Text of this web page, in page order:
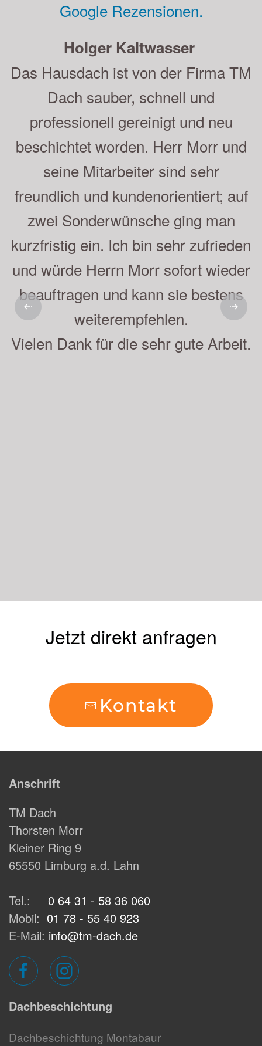
Google Rezensionen.
Andreas Strauß
Sehr gute Beratung, saubere und
schnelle Ausführung der Arbeiten.
Herr Moor und sein Mitarbeiter sind
empfehlenswert, was wir gern getan
haben. Auch unsere Nachbarn sind
sehr zufrieden. Die Beschichtung ist
nun schon 5 Jahre auf dem Dach
und sieht immer noch sehr gut aus.
Jetzt direkt anfragen
Kontakt
Anschrift
TM Dach
Thorsten Morr
Kleiner Ring 9
65550 Limburg a.d. Lahn
Tel.: 0 64 31 - 58 36 060
Mobil: 01 78 - 55 40 923
E-Mail: info@tm-dach.de
Dachbeschichtung
Dachbeschichtung Montabaur